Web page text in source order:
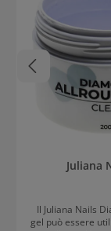
Juliana
Il Juliana Nails
gel può essere